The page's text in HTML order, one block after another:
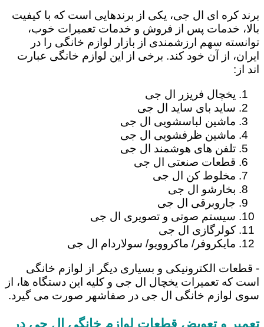
برند کره ای ال جی، یکی از برندهایی است که با کیفیت
بالا، خدمات پس از فروش و خدمات تعمیرات خوب،
توانسته سهم ارزشمندی از بازار لوازم خانگی را در
ایران، از آن خود کند. برخی از این لوازم خانگی عبارت
اند از:
یخچال فریزر ال جی
ساید بای ساید ال جی
ماشین لباسشویی ال جی
ماشین ظرفشویی ال جی
تلفن های هوشمند ال جی
قطعات صنعتی ال جی
مخلوط کن ال جی
بخارشو ال جی
جاروبرقی ال جی
سیستم صوتی و تصویری ال جی
کولرگازی ال جی
مایکروفر/ ماکروویو/ سولاردام ال جی
- قطعات الکترونیکی و بسیاری دیگر از لوازم خانگی
است که تعمیرات یخچال ال جی و کلیه این دستگاه ها، از
سوی لوازم خانگی ال جی در صفاشهر صورت می گیرد.
تعمیر و تعویض قطعات لوازم خانگی ال جی در